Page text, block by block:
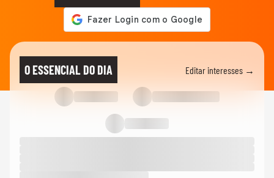
Vivo anuncia projeto de proteção da
Amazônia pelos próximos 30 anos
'Se ganhar dinheiro é o que importa,
como tem bilionário...
Gabor Maté alerta para excesso de telas:
'se fossem meus filhos,...
O ESSENCIAL DO DIA Editar interesses →